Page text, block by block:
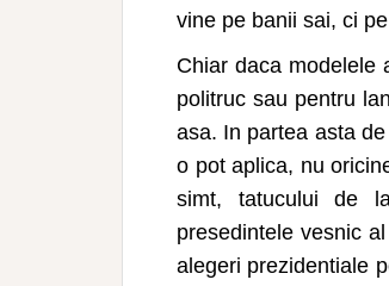
vine pe banii sai, ci
Chiar daca modelele
politruc sau pentru
asa. In partea asta
o pot aplica, nu
simt, tatucului de
presedintele vesnic
alegeri prezidentiale